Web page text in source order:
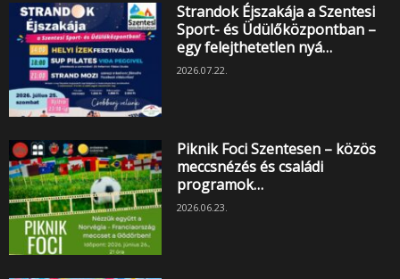
Strandok Éjszakája a Szentesi
Sport- és Üdülőközpontban –
egy felejthetetlen nyá…
2026.07.22.
Piknik Foci Szentesen – közös
meccsnézés és családi
programok…
2026.06.23.